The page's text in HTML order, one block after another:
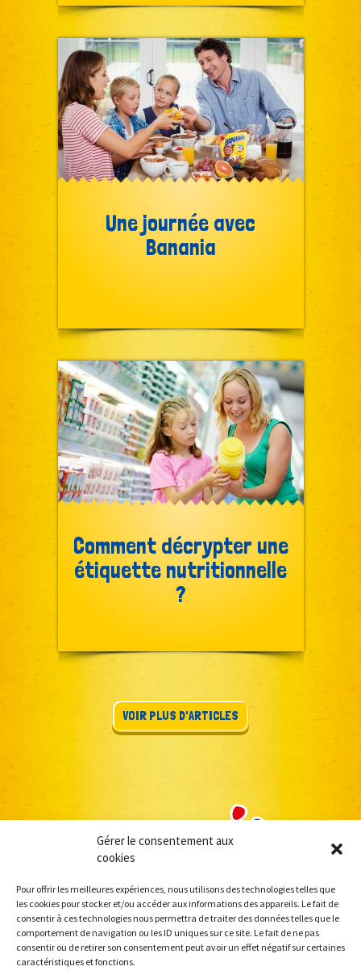
Gérer le consentement aux
cookies
Pour offrir les meilleures expériences, nous utilisons des technologies telles que
les cookies pour stocker et/ou accéder aux informations des appareils. Le fait de
consentir à ces technologies nous permettra de traiter des données telles que le
comportement de navigation ou les ID uniques sur ce site. Le fait de ne pas
consentir ou de retirer son consentement peut avoir un effet négatif sur certaines
caractéristiques et fonctions.
Une journée avec
Banania
Comment décrypter une
étiquette nutritionnelle
?
VOIR PLUS D'ARTICLES